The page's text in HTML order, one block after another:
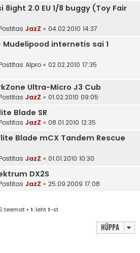
8ight 2.0 EU 1/8 buggy (Toy Fair
JazZ « 04.02.2010 14:37
Mudelipood internetis sai 1
Alpro « 02.02.2010 17:35
Ultra-Micro J3 Cub
JazZ « 01.02.2010 09:05
Blade SR
JazZ « 08.01.2010 12:35
Blade mCX Tandem Rescue
JazZ « 01.01.2010 10:30
DX2S
JazZ « 25.09.2009 17:08
teemat • 1. leht1-st
Hüppa